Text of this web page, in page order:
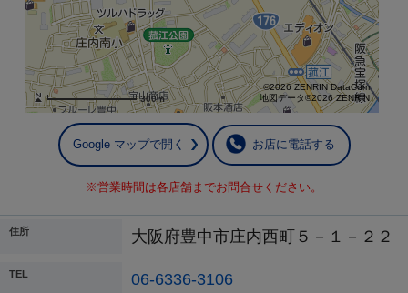
300m
©2026 ZENRIN DataCom
地図データ©2026 ZENRIN
Google マップで開く お店に電話する
※営業時間は各店舗までお問合せください。
住所 大阪府豊中市庄内西町５－１－２２
TEL 06-6336-3106